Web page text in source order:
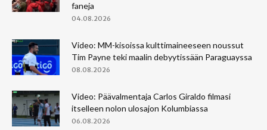
faneja
04.08.2026
Video: MM-kisoissa kulttimaineeseen noussut
Tim Payne teki maalin debyytissään Paraguayssa
08.08.2026
Video: Päävalmentaja Carlos Giraldo filmasi
itselleen nolon ulosajon Kolumbiassa
06.08.2026